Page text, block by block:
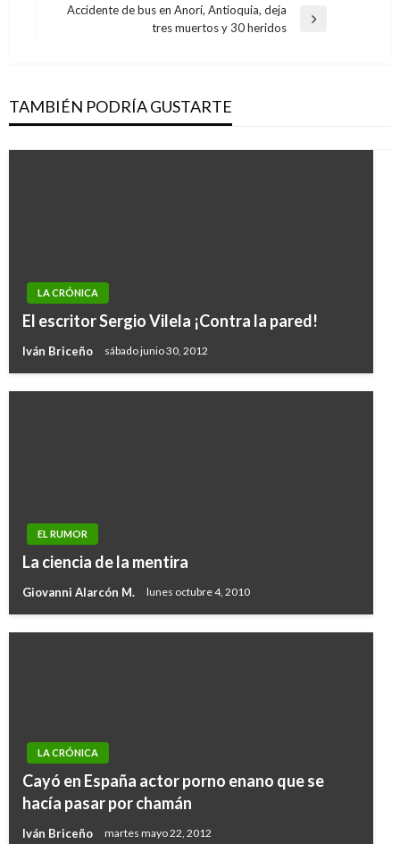
anteriorAccidente de bus en Anorí, Antioquia, deja
tres muertos y 30 heridos
TAMBIÉN PODRÍA GUSTARTE
LA CRÓNICA
El escritor Sergio Vilela ¡Contra la pared!
Iván Briceño sábado junio 30, 2012
EL RUMOR
La ciencia de la mentira
Giovanni Alarcón M. lunes octubre 4, 2010
LA CRÓNICA
Cayó en España actor porno enano que se
hacía pasar por chamán
Iván Briceño martes mayo 22, 2012